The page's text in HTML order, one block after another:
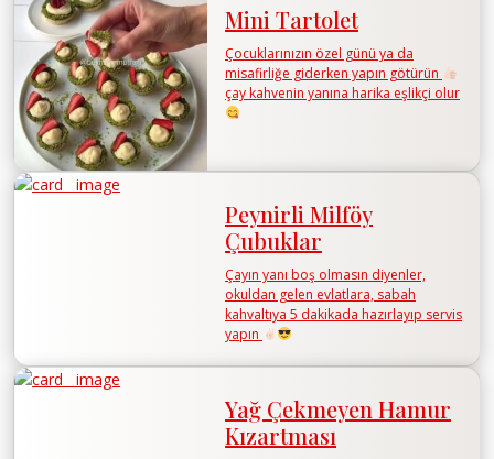
Mini Tartolet
Çocuklarınızın özel günü ya da
misafirliğe giderken yapın götürün
çay kahvenin yanına harika eşlikçi olur
Peynirli Milföy
Çubuklar
Çayın yanı boş olmasın diyenler,
okuldan gelen evlatlara, sabah
kahvaltıya 5 dakikada hazırlayıp servis
yapın
Yağ Çekmeyen Hamur
Kızartması